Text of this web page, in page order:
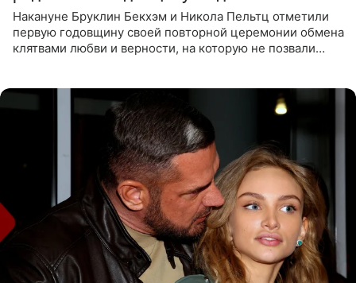
Накануне Бруклин Бекхэм и Никола Пельтц отметили
первую годовщину своей повторной церемонии обмена
клятвами любви и верности, на которую не позвали